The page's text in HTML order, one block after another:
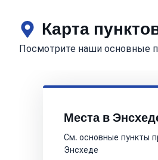
Карта
Посмотрите наши основные
Места в
См. основные пункты
Энсхеде